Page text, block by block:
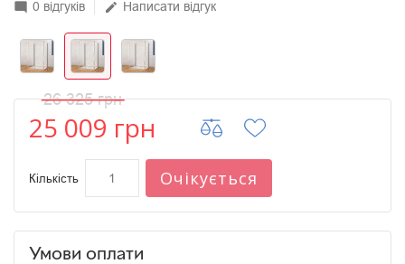
mode_comment 0 відгуків edit Написати відгук
26 325 грн
25 009 грн
Кількість Очікується
Умови оплати